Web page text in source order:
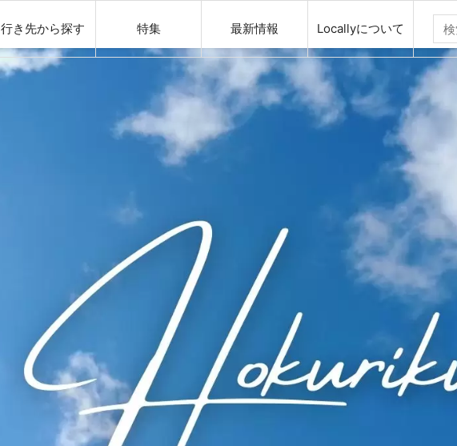
行き先から探す 特集 最新情報 Locallyについて